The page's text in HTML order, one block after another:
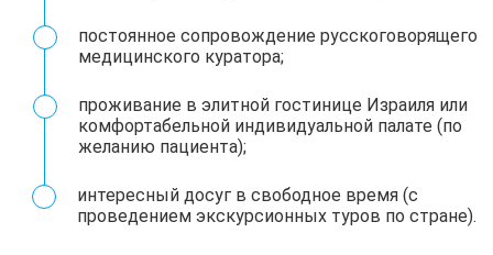
постоянное сопровождение русскоговорящего
медицинского куратора;
проживание в элитной гостинице Израиля или
комфортабельной индивидуальной палате (по
желанию пациента);
интересный досуг в свободное время (с
проведением экскурсионных туров по стране).